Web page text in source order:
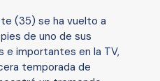
(35) se ha vuelto a
de uno de sus
e importantes en la TV,
temporada de